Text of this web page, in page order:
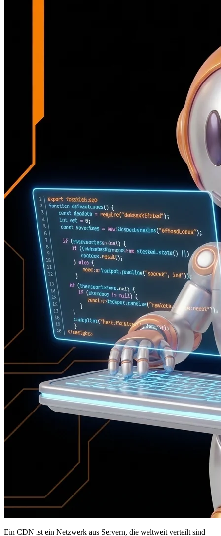
Ein CDN ist ein Netzwerk aus Servern, die weltweit verteilt sind